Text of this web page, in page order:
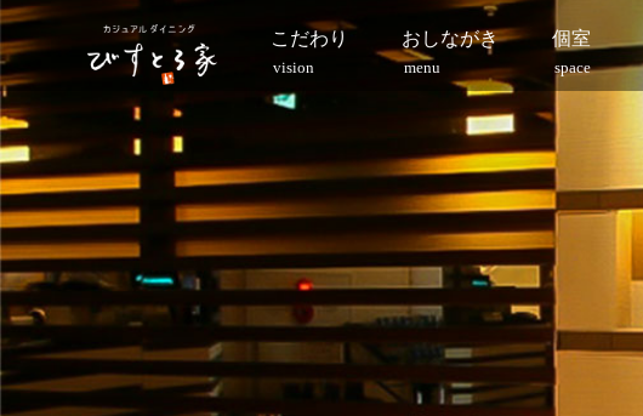
こだわり
vision
おしながき
menu
個室
space